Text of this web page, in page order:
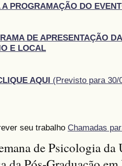
A PROGRAMAÇÃO DO
DE APRESENTAÇÃO
E LOCAL
AQUI (Previsto para 30/
seu trabalho Chamadas
de Psicologia